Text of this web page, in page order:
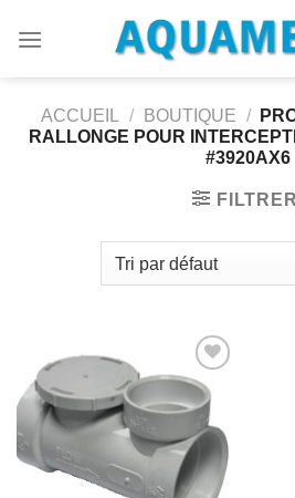
ACCUEIL / BOUTIQUE /
RALLONGE POUR
#3920AX6
FILTRER
Ajouter
à la
wishlist